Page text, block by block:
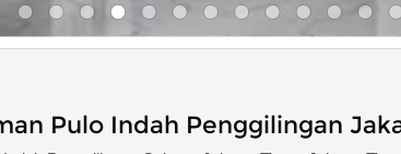
Pulo Indah Penggilingan